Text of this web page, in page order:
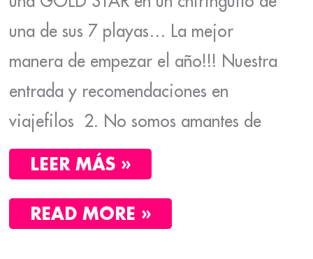
una de sus 7 playas… La mejor
manera de empezar el año!!! Nuestra
entrada y recomendaciones en
viajefilos 2. No somos amantes de
LEER MÁS »
READ MORE »